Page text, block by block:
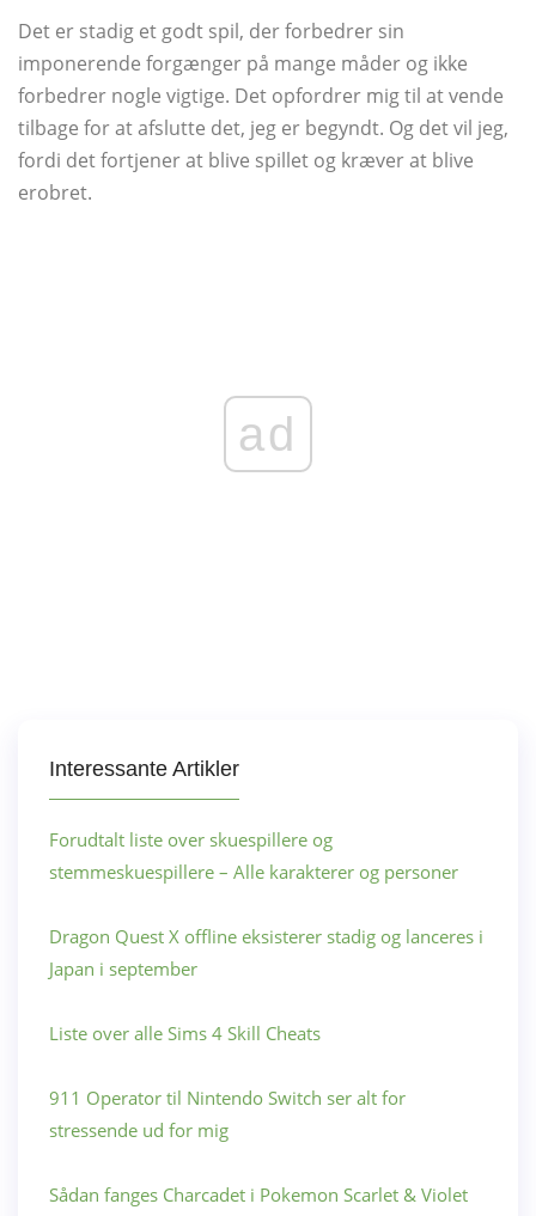
Det er stadig et godt spil, der forbedrer sin
imponerende forgænger på mange måder og ikke
forbedrer nogle vigtige. Det opfordrer mig til at vende
tilbage for at afslutte det, jeg er begyndt. Og det vil jeg,
fordi det fortjener at blive spillet og kræver at blive
erobret.
ad
Interessante Artikler
Forudtalt liste over skuespillere og
stemmeskuespillere – Alle karakterer og personer
Dragon Quest X offline eksisterer stadig og lanceres i
Japan i september
Liste over alle Sims 4 Skill Cheats
911 Operator til Nintendo Switch ser alt for
stressende ud for mig
Sådan fanges Charcadet i Pokemon Scarlet & Violet